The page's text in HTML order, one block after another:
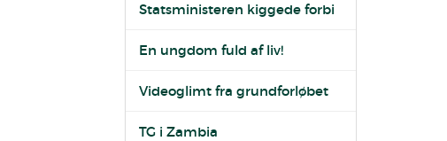
Statsministeren kiggede forbi
En ungdom fuld af liv!
Videoglimt fra grundforløbet
TG i Zambia